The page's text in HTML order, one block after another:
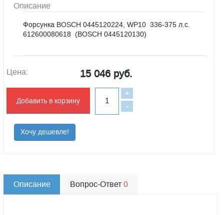
Описание
Форсунка BOSCH 0445120224, WP10 336-375 л.с.
612600080618 (BOSCH 0445120130)
Цена: 15 046 руб.
Добавить в корзину
-
+
Хочу дешевле!
Описание Вопрос-Ответ0